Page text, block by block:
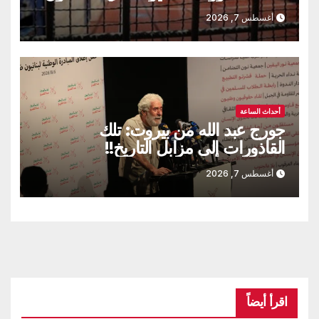
أغسطس 7, 2026
أحداث الساعة
جورج عبد الله من بيروت: تلك
القاذورات إلى مزابل التاريخ!!
أغسطس 7, 2026
اقرأ أيضاً